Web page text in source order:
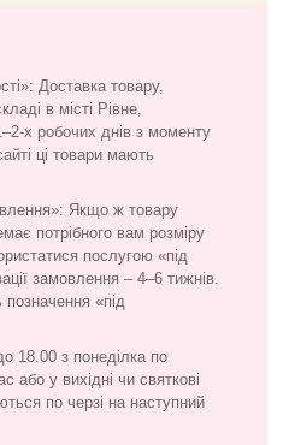
Доставка товару,
в місті Рівне,
х робочих днів з моменту
ці товари мають
Якщо ж товару
потрібного вам розміру
послугою «під
замовлення – 4–6 тижнів.
позначення «під
18.00 з понеділка по
або у вихідні чи святкові
по черзі на наступний